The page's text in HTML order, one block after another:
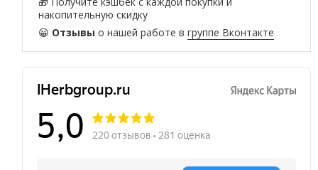
накопительную скидку
😀 Отзывы о нашей работе вгруппе Вконтакте